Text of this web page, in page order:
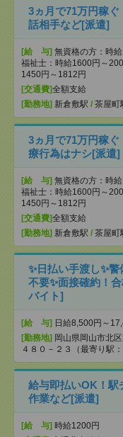
3ヵ月で71万円稼
話相手など[派遣]
[給 与] 無資格の方：時
福祉士：時給1600円～
1450円～1812円
[交通費]全額支給
[勤務地] 新倉敷駅 / 茶屋町
3ヵ月で71万円稼
療行為はナシ[派遣]
[給 与] 無資格の方：時
福祉士：時給1600円～
1450円～1812円
[交通費]全額支給
[勤務地] 新倉敷駅 / 茶屋町
✨日払い手渡し✨
不要✨面接確約！
バイト]
[給 与] 日給8,500円～
[勤務地] 岡山県岡山市北
４８０－２３（最寄り駅：
給与即払いOK！駅
作業など[派遣]
[給 与] 時給1200円